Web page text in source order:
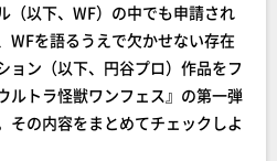
（以下、WF）の中でも申請され
WFを語るうえで欠かせない存在
ョン（以下、円谷プロ）作品をフ
ルトラ怪獣ワンフェス』の第一弾
その内容をまとめてチェックしよ